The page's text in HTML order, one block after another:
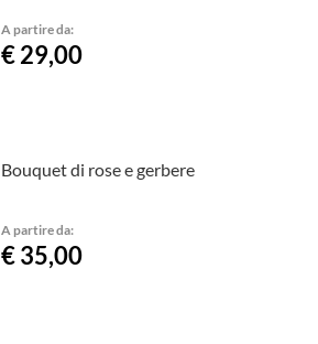
A partire da:
€ 29,00
Bouquet di rose e gerbere
A partire da:
€ 35,00